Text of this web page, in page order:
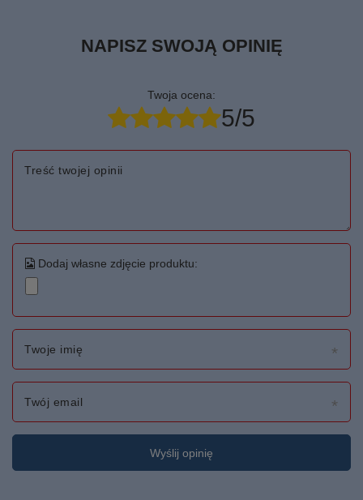
NAPISZ SWOJĄ OPINIĘ
Twoja ocena:
5/5
Treść twojej opinii
Dodaj własne zdjęcie produktu:
Twoje imię
Twój email
Wyślij opinię